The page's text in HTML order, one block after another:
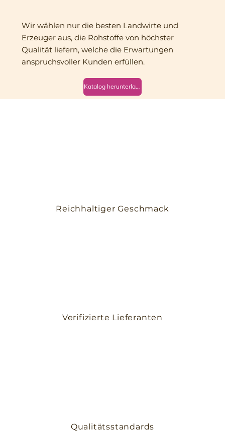
Katalog herunterladen
Wir wählen nur die besten Landwirte und
Erzeuger aus, die Rohstoffe von höchster
Qualität liefern, welche die Erwartungen
anspruchsvoller Kunden erfüllen.
Reichhaltiger Geschmack
Verifizierte Lieferanten
Qualitätsstandards